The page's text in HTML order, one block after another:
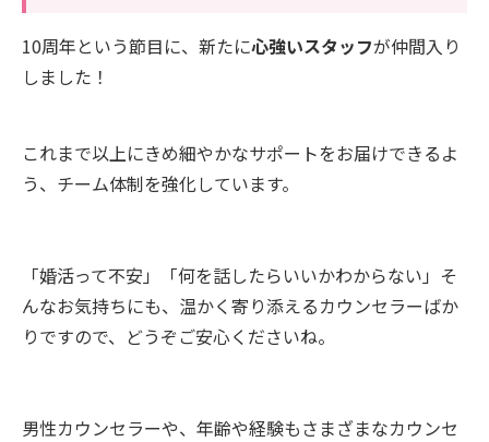
10周年という節目に、新たに心強いスタッフが仲間入り
しました！
これまで以上にきめ細やかなサポートをお届けできるよ
う、チーム体制を強化しています。
「婚活って不安」「何を話したらいいかわからない」そ
んなお気持ちにも、温かく寄り添えるカウンセラーばか
りですので、どうぞご安心くださいね。
男性カウンセラーや、年齢や経験もさまざまなカウンセ